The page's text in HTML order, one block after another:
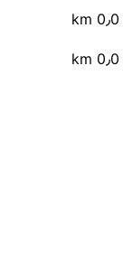
0٫0 km
0٫0 km